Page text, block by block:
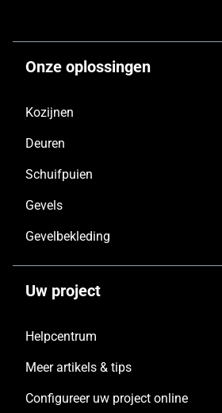
Onze oplossingen
Kozijnen
Deuren
Schuifpuien
Gevels
Gevelbekleding
Uw project
Helpcentrum
Meer artikels & tips
Configureer uw project online